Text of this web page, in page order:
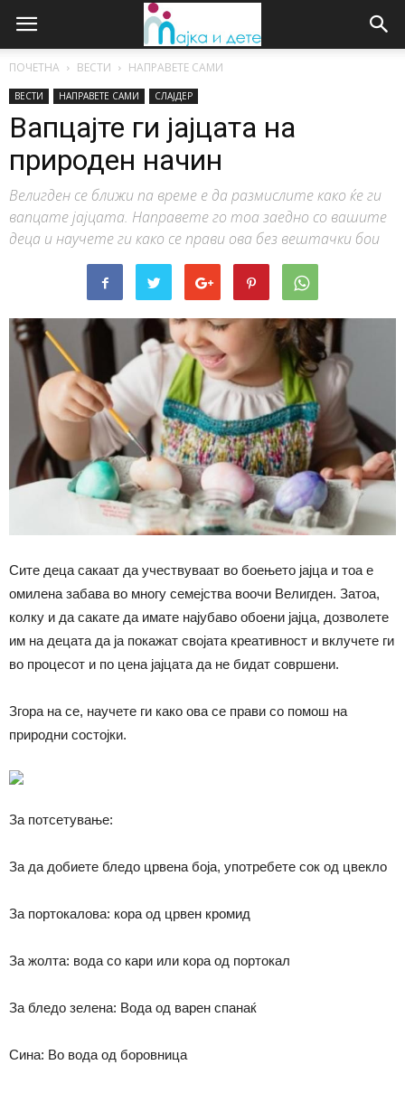
ПОЧЕТНА ВЕСТИ НАПРАВЕТЕ САМИ
ВЕСТИ НАПРАВЕТЕ САМИ СЛАЈДЕР
Вапцајте ги јајцата на
природен начин
Велигден се ближи па време е да размислите како ќе ги
вапцате јајцата. Направете го тоа заедно со вашите
деца и научете ги како се прави ова без вештачки бои
Сите деца сакаат да учествуваат во боењето јајца и тоа е
омилена забава во многу семејства воочи Велигден. Затоа,
колку и да сакате да имате најубаво обоени јајца, дозволете
им на децата да ја покажат својата креативност и вклучете ги
во процесот и по цена јајцата да не бидат совршени.
Згора на се, научете ги како ова се прави со помош на
природни состојки.
За потсетување:
За да добиете бледо црвена боја, употребете сок од цвекло
За портокалова: кора од црвен кромид
За жолта: вода со кари или кора од портокал
За бледо зелена: Вода од варен спанаќ
Сина: Во вода од боровница